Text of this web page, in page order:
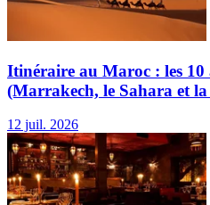
Itinéraire au Maroc : les
(Marrakech, le Sahara et
12 juil. 2026